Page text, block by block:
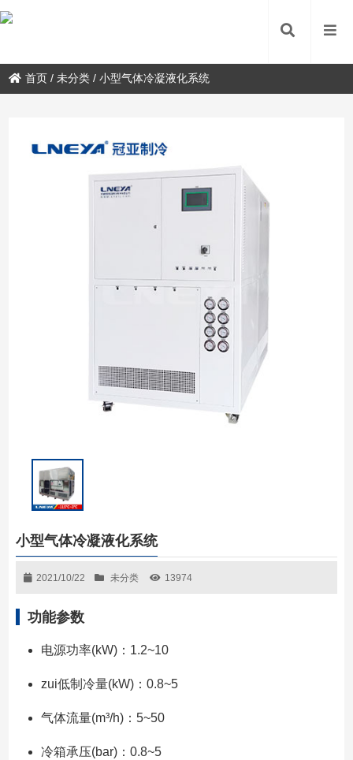
首页 /未分类 /小型气体冷凝液化系统
小型气体冷凝液化系统
2021/10/22 未分类 13974
功能参数
电源功率(kW)：1.2~10
zui低制冷量(kW)：0.8~5
气体流量(m³/h)：5~50
冷箱承压(bar)：0.8~5